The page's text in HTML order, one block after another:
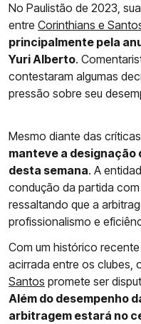
No Paulistão de 2023,
entre Corinthians e
principalmente pela
Yuri Alberto.
contestaram algumas
pressão sobre seu
Mesmo diante das
manteve a
desta semana. A
condução da partida
ressaltando que a
profissionalismo e
Com um histórico
acirrada entre os clubes,
Santos promete ser
Além do desempenho
arbitragem estará no